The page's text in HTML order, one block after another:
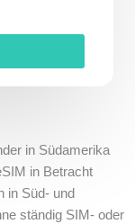
in Südamerika
in Betracht
in Süd- und
ständig SIM- oder